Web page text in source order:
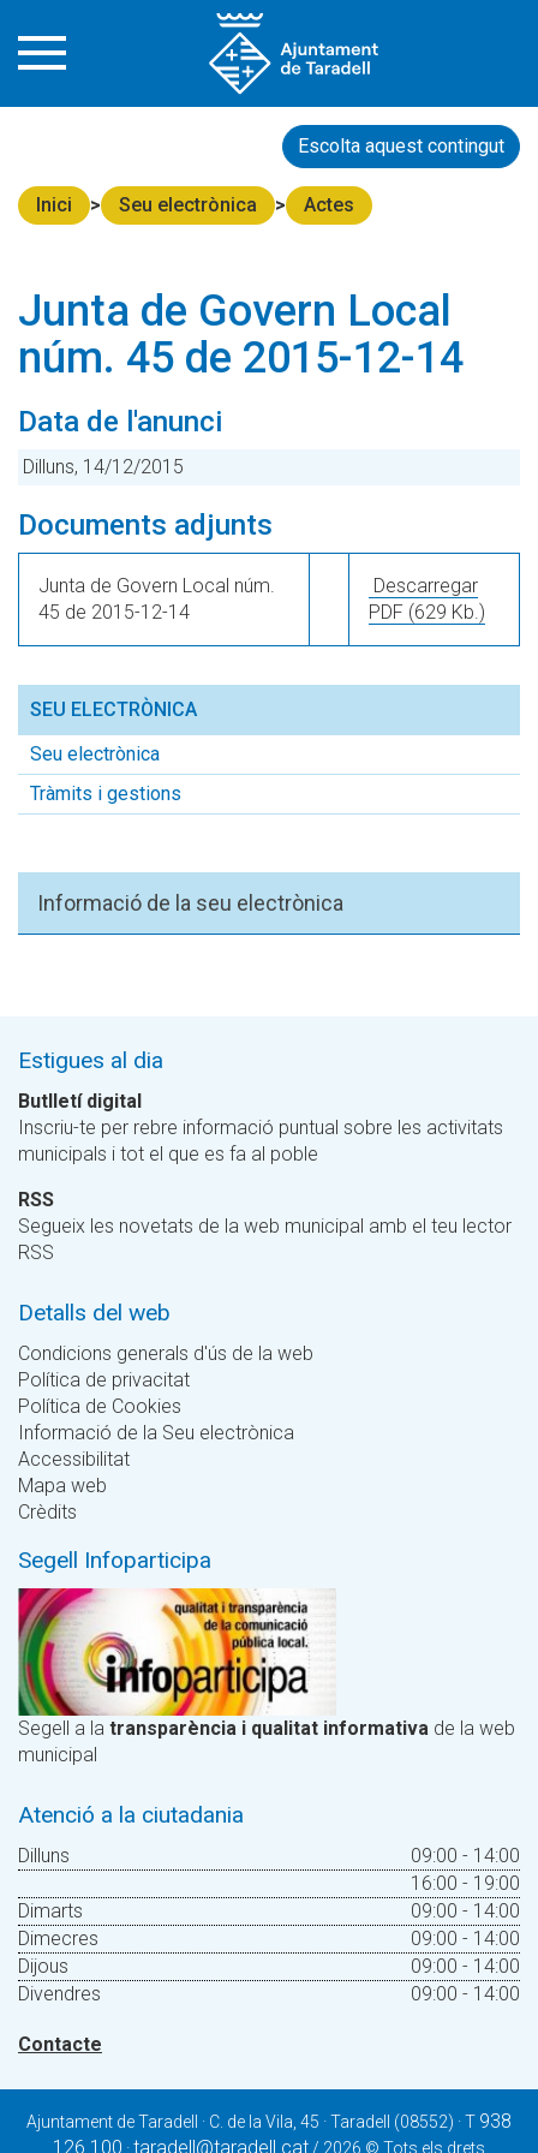
Escolta aquest contingut
Inici Seu electrònica Actes
Junta de Govern Local
núm. 45 de 2015-12-14
Data de l'anunci
Dilluns, 14/12/2015
Documents adjunts
Junta de Govern Local núm.
45 de 2015-12-14
Descarregar
PDF (629 Kb.)
SEU ELECTRÒNICA
Seu electrònica
Tràmits i gestions
Informació de la seu electrònica
Estigues al dia
Butlletí digital
Inscriu-te per rebre informació puntual sobre les activitats
municipals i tot el que es fa al poble
RSS
Segueix les novetats de la web municipal amb el teu lector
RSS
Detalls del web
Condicions generals d'ús de la web
Política de privacitat
Política de Cookies
Informació de la Seu electrònica
Accessibilitat
Mapa web
Crèdits
Segell Infoparticipa
Segell a la transparència i qualitat informativa de la web
municipal
Atenció a la ciutadania
Dilluns
09:00 - 14:00
16:00 - 19:00
Dimarts
09:00 - 14:00
Dimecres
09:00 - 14:00
Dijous
09:00 - 14:00
Divendres
09:00 - 14:00
Contacte
Ajuntament de Taradell · C. de la Vila, 45 · Taradell (08552) · T 938
126 100 ·taradell@taradell.cat / 2026 © Tots els drets